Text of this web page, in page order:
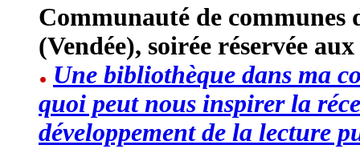
Communauté de communes
(Vendée), soirée réservée
Une bibliothèque dans ma
quoi peut nous inspirer la
développement de la lecture